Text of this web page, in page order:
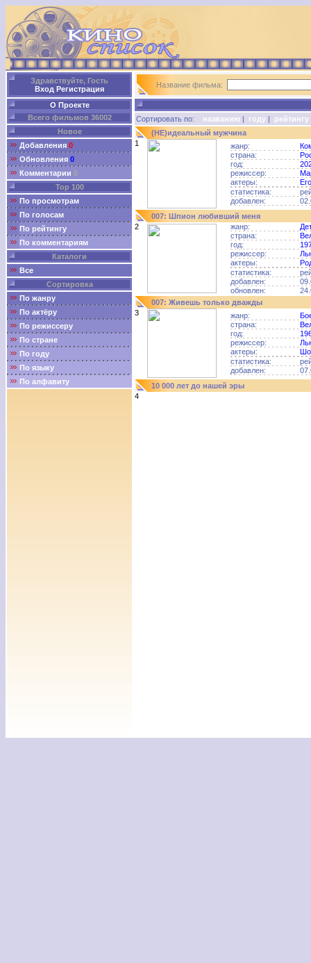
Здравствуйте, Гость
Вход Регистрация
О Проекте
Всего фильмов 36002
Новое
Добавления 0
Обновления 0
Комментарии 0
Top 100
По просмотрам
По голосам
По рейтингу
По комментариям
Каталоги
Все
Сортировка
По жанру
По актёру
По режиссеру
По стране
По году
По языку
По алфавиту
Название фильма:
Сортировать по: названию | году | рейтингу
(НЕ)идеальный мужчина
1
жанр:
страна:
год:
режиссер:
актеры:
статистика:
добавлен:
007: Шпион любивший меня
2
жанр:
страна:
год:
режиссер:
актеры:
статистика:
добавлен:
обновлен:
007: Живешь только дважды
3
жанр:
страна:
год:
режиссер:
актеры:
статистика:
добавлен:
10 000 лет до нашей эры
4